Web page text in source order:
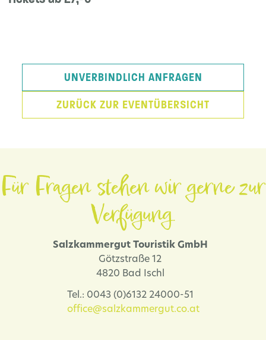
UNVERBINDLICH ANFRAGEN
ZURÜCK ZUR EVENTÜBERSICHT
Für Fragen stehen wir gerne zur
Verfügung.
Salzkammergut Touristik GmbH
Götzstraße 12
4820 Bad Ischl
Tel.: 0043 (0)6132 24000-51
office@salzkammergut.co.at